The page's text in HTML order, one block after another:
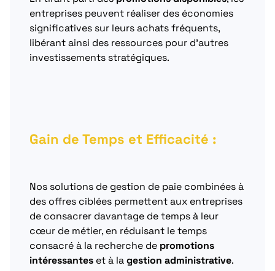
entreprises peuvent réaliser des économies
significatives sur leurs achats fréquents,
libérant ainsi des ressources pour d’autres
investissements stratégiques.
Gain de Temps et Efficacité :
Nos solutions de gestion de paie combinées à
des offres ciblées permettent aux entreprises
de consacrer davantage de temps à leur
cœur de métier, en réduisant le temps
consacré à la recherche de promotions
intéressantes et à lagestion administrative.